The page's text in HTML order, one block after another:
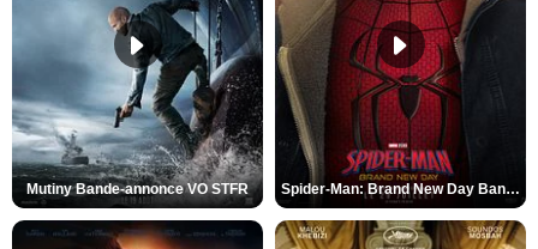
Mutiny Bande-annonce VO STFR Spider-Man: Brand New Day Bande-annonce VO STFR